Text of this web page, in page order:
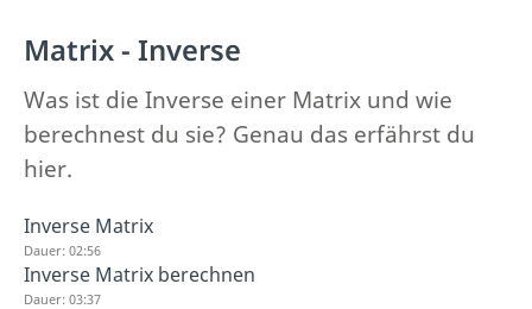
Matrix - Inverse
Was ist die Inverse einer Matrix und wie
berechnest du sie? Genau das erfährst du
hier.
Inverse Matrix
Dauer: 02:56
Inverse Matrix berechnen
Dauer: 03:37